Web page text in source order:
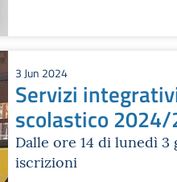
3 Jun 2024
Servizi
scolastico
Dalle ore 14 di lunedì
iscrizioni